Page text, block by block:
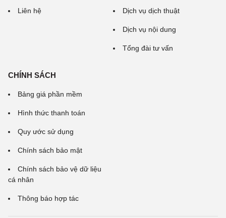
Liên hệ Dịch vụ dịch thuật
Dịch vụ nội dung
Tổng đài tư vấn
CHÍNH SÁCH
Bảng giá phần mềm
Hình thức thanh toán
Quy ước sử dụng
Chính sách bảo mật
Chính sách bảo vệ dữ liệu
cá nhân
Thông báo hợp tác